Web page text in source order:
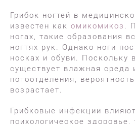
Грибок ногтей в
известен как омикомикоз .
ногах, такие образования
ногтях рук. Однако ноги
носках и обуви. Поскольку
существует влажная среда
потоотделения,
возрастает.
Грибковые инфекции
психологическое здоровье,